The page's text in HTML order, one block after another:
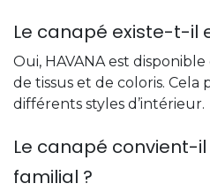
Le canapé existe-t-il
Oui, HAVANA est
de tissus et de coloris. Cela
différents styles d’intérieur.
Le canapé convient-
familial ?